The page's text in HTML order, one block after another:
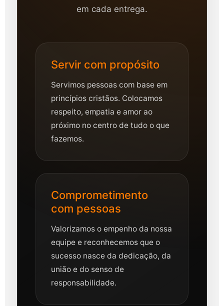
em cada entrega.
Servir com propósito
Servimos pessoas com base em
princípios cristãos. Colocamos
respeito, empatia e amor ao
próximo no centro de tudo o que
fazemos.
Comprometimento
com pessoas
Valorizamos o empenho da nossa
equipe e reconhecemos que o
sucesso nasce da dedicação, da
união e do senso de
responsabilidade.